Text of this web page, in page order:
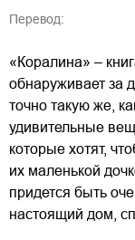
Перевод:
«Коралина» –
обнаруживает за
точно такую же,
удивительные
которые хотят,
их маленькой
придется быть
настоящий дом,